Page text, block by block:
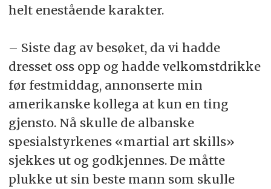
helt enestående karakter.
– Siste dag av besøket, da vi hadde
dresset oss opp og hadde velkomstdrikke
før festmiddag, annonserte min
amerikanske kollega at kun en ting
gjensto. Nå skulle de albanske
spesialstyrkenes «martial art skills»
sjekkes ut og godkjennes. De måtte
plukke ut sin beste mann som skulle